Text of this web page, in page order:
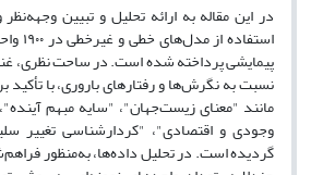
در این مقاله به ارائه تحلیل و تبیین
پیمایشی پرداخته شده است. در ساحت نظری،
نسبت به نگرش‌ها و رفتارهای باروری، با تأکید
مانند "معنای زیست‌جهان"، "سایه مبهم
وجودی و اقتصادی"، "کردارشناسی تغییر
گردیده است. در تحلیل داده‌ها، به‌منظور